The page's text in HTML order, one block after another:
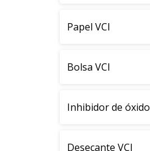
Papel VCI
Bolsa VCI
Inhibidor de óxido
Desecante VCI